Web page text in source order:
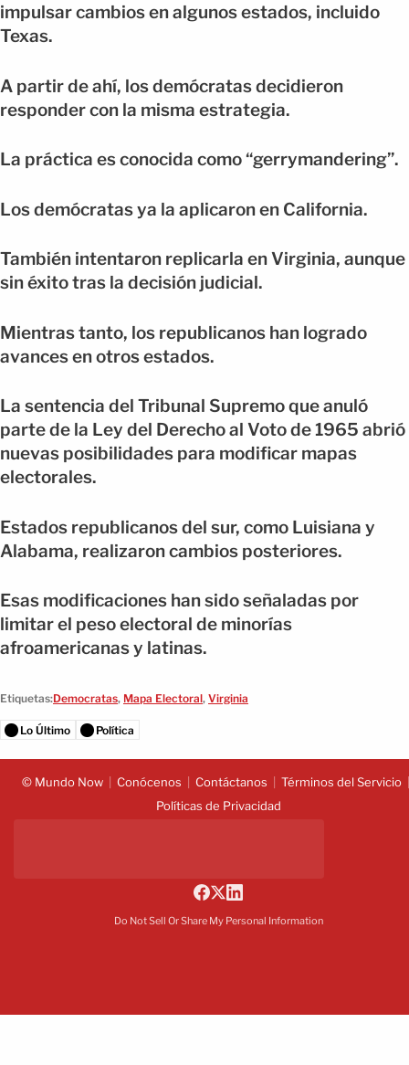
impulsar cambios en algunos estados, incluido
Texas.
A partir de ahí, los demócratas decidieron
responder con la misma estrategia.
La práctica es conocida como “gerrymandering”.
Los demócratas ya la aplicaron en California.
También intentaron replicarla en Virginia, aunque
sin éxito tras la decisión judicial.
Mientras tanto, los republicanos han logrado
avances en otros estados.
La sentencia del Tribunal Supremo que anuló
parte de la Ley del Derecho al Voto de 1965 abrió
nuevas posibilidades para modificar mapas
electorales.
Estados republicanos del sur, como Luisiana y
Alabama, realizaron cambios posteriores.
Esas modificaciones han sido señaladas por
limitar el peso electoral de minorías
afroamericanas y latinas.
Etiquetas:Democratas, Mapa Electoral, Virginia
Lo Último Política
© Mundo Now Conócenos Contáctanos
Términos del Servicio
Políticas de Privacidad
Do Not Sell Or Share My Personal Information